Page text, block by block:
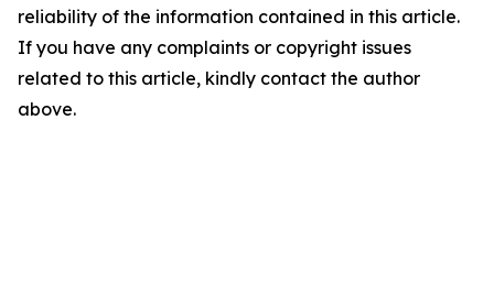
reliability of the information contained in this article.
If you have any complaints or copyright issues
related to this article, kindly contact the author
above.